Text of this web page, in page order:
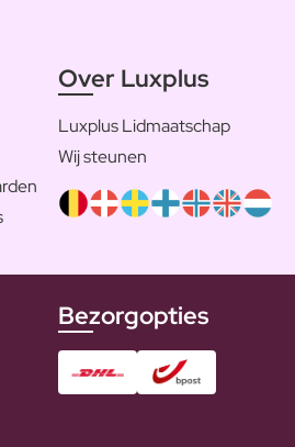
Over Luxplus
Luxplus Lidmaatschap
Wij steunen
Bezorgopties